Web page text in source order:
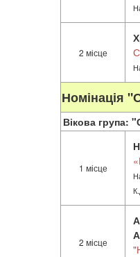
2 місце
Номінація
Вікова група:
1 місце
2 місце